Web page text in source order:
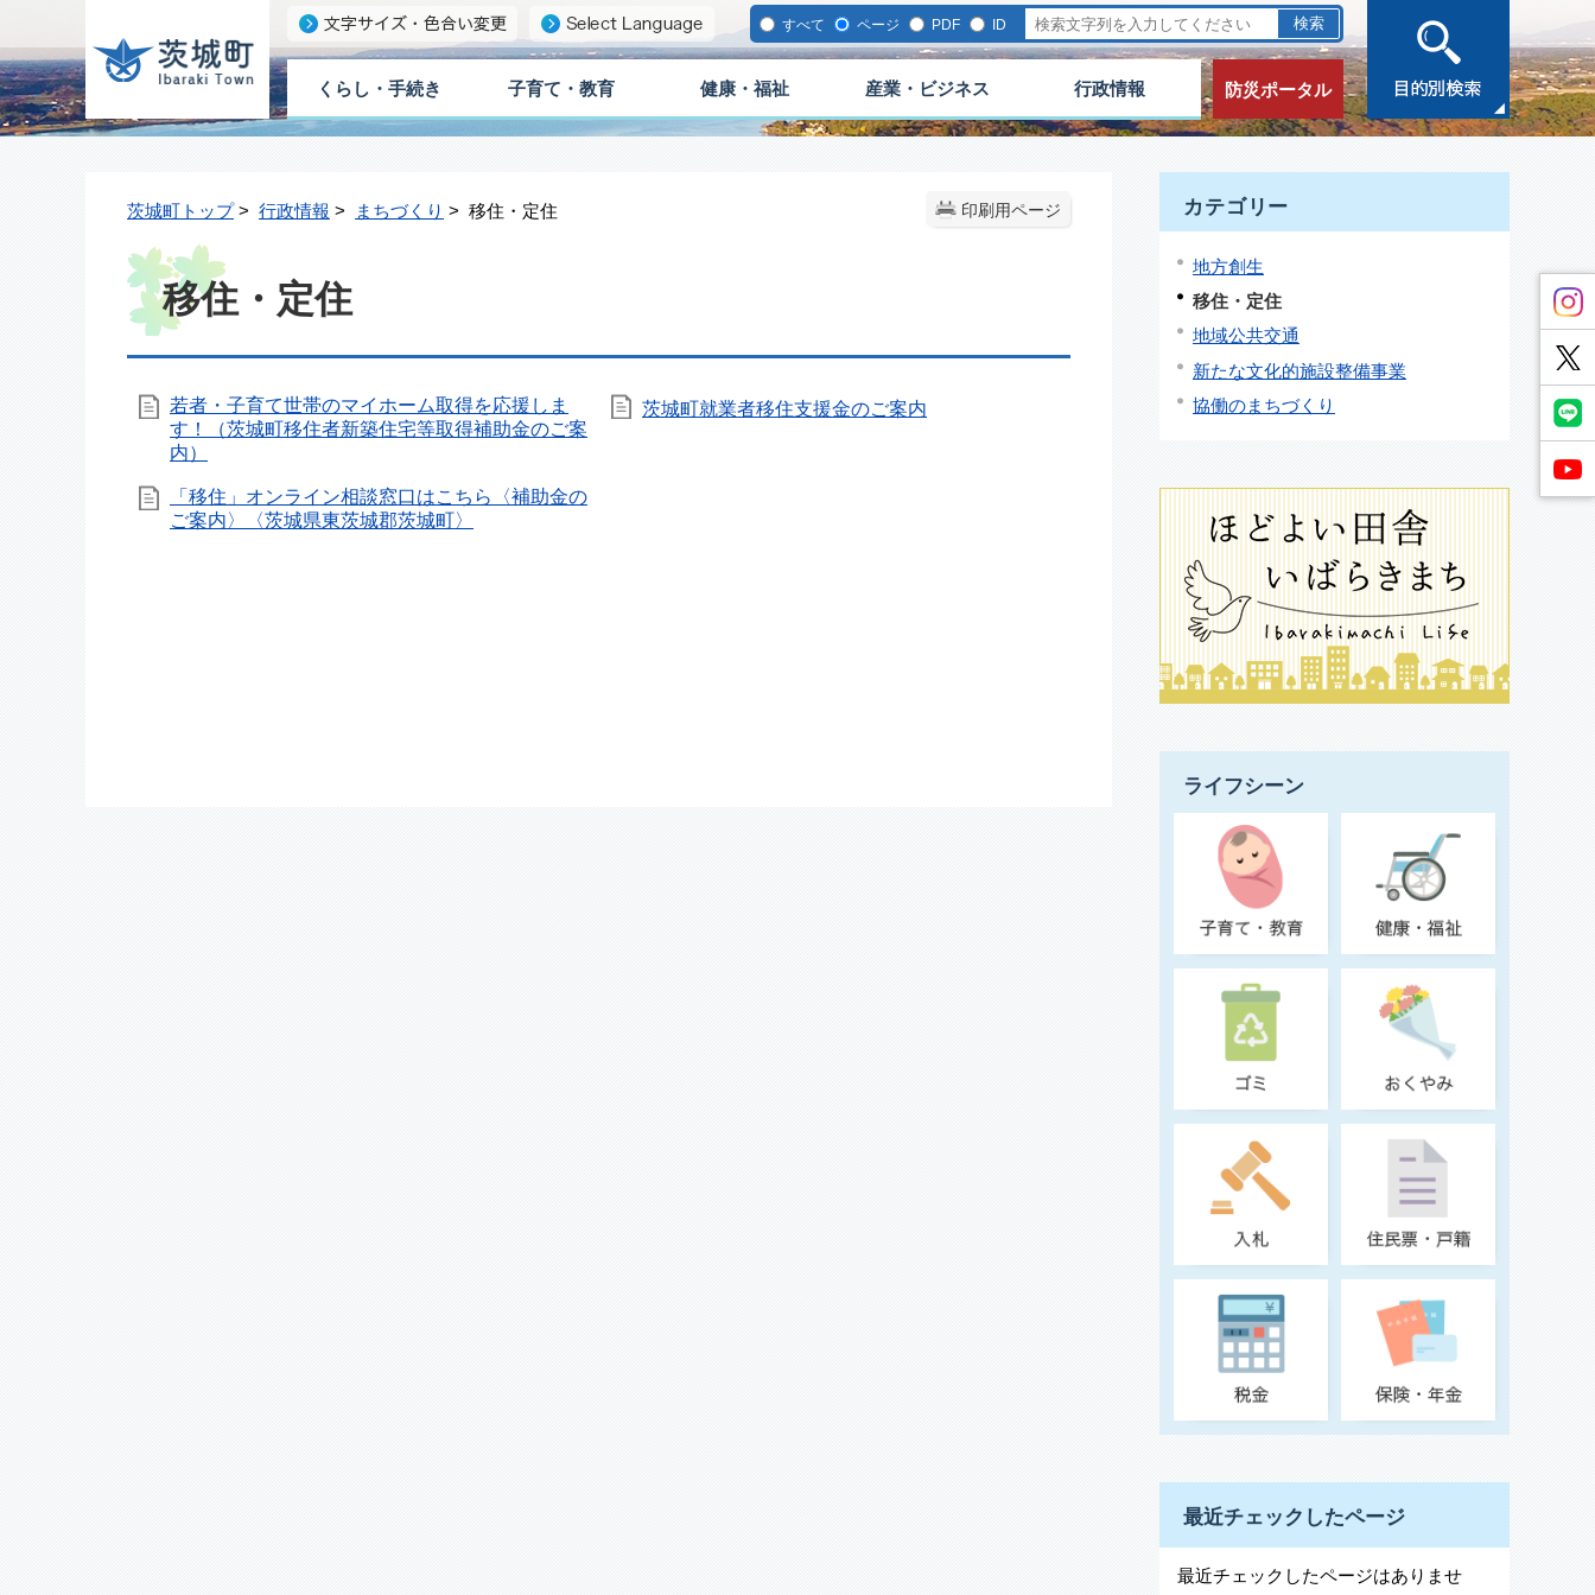
すべて ページ PDF ID
くらし・手続き 子育て・教育 健康・福祉 産業・ビジネス 行政情報 防災ポータル
印刷用ページ
茨城町トップ> 行政情報 > まちづくり > 移住・定住
移住・定住
若者・子育て世帯のマイホーム取得を応援しま
す！（茨城町移住者新築住宅等取得補助金のご案
内）
茨城町就業者移住支援金のご案内
「移住」オンライン相談窓口はこちら〈補助金の
ご案内〉〈茨城県東茨城郡茨城町〉
カテゴリー
地方創生
移住・定住
地域公共交通
新たな文化的施設整備事業
協働のまちづくり
ライフシーン
最近チェックしたページ
最近チェックしたページはありませ